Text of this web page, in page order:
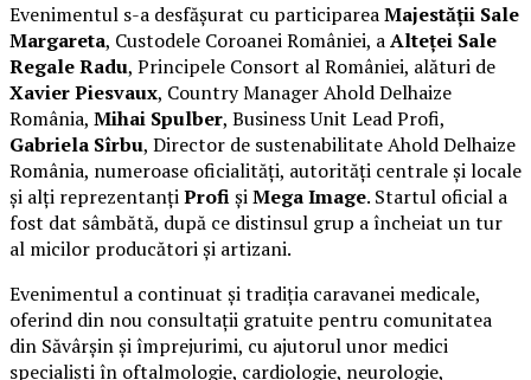
Evenimentul s-a desfășurat cu participareaMajestății Sale
Margareta, Custodele Coroanei României, aAlteței Sale
Regale Radu, Principele Consort al României, alături de
Xavier Piesvaux, Country Manager Ahold Delhaize
România, Mihai Spulber, Business Unit Lead Profi,
Gabriela Sîrbu, Director de sustenabilitate Ahold Delhaize
România, numeroase oficialități, autorități centrale și locale
și alți reprezentanțiProfișiMega Image. Startul oficial a
fost dat sâmbătă, după ce distinsul grup a încheiat un tur
al micilor producători și artizani.
Evenimentul a continuat și tradiția caravanei medicale,
oferind din nou consultații gratuite pentru comunitatea
din Săvârșin și împrejurimi, cu ajutorul unor medici
specialiști în oftalmologie, cardiologie, neurologie,